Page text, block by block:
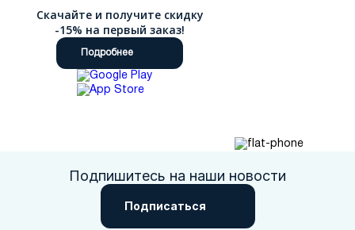
Скачайте и получите скидку
-15% на первый заказ!
Подробнее
Подпишитесь на наши новости
Подписаться